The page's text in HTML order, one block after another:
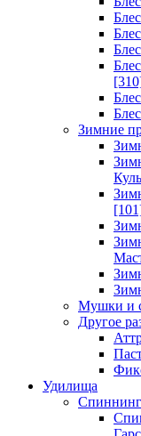
Зимние
Мушки и
Другое
Удилища